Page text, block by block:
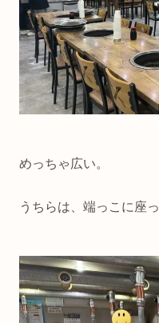
めっちゃ広い。
うちらは、端っこに座